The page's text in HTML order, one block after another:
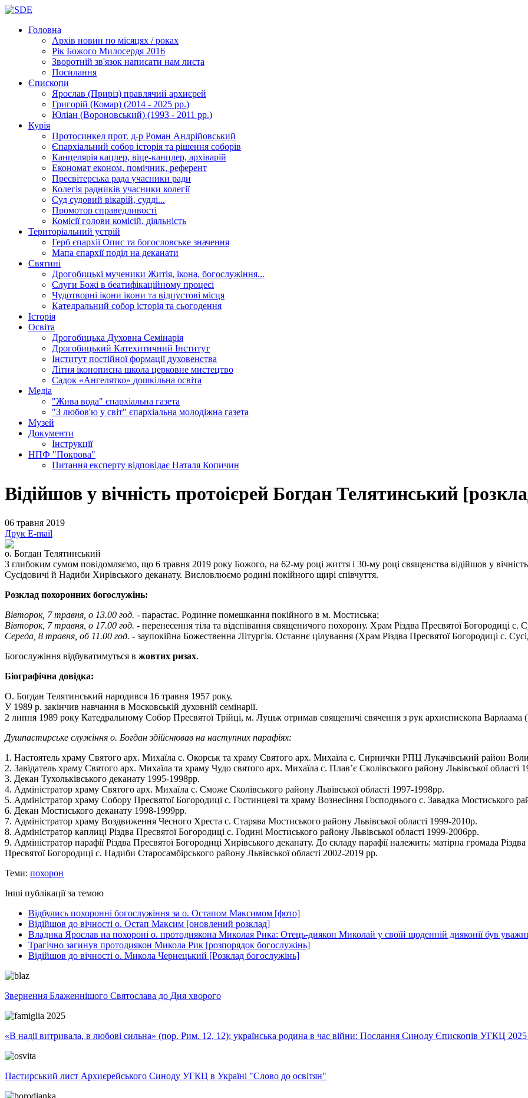
Головна
Архів новин по місяцях / роках
Рік Божого Милосердя 2016
Зворотній зв'язок написати нам листа
Посилання
Єпископи
Ярослав (Приріз) правлячий архиєрей
Григорій (Комар) (2014 - 2025 рр.)
Юліан (Вороновський) (1993 - 2011 рр.)
Курія
Протосинкел прот. д-р Роман Андрійовський
Єпархіальний собор історія та рішення соборів
Канцелярія кацлер, віце-канцлер, архіварій
Економат економ, помічник, референт
Пресвітерська рада учасники ради
Колегія радників учасники колегії
Суд судовий вікарій, судді...
Промотор справедливості
Комісіїголови комісій, діяльність
Територіальний устрій
Герб єпархіїОпис та богословське значення
Мапа єпархіїподіл на деканати
Святині
Дрогобицькі мученики Житія, ікона, богослужіння...
Слуги Божі в беатифікаційному процесі
Чудотворні ікони ікони та відпустові місця
Катедральний собор історія та сьогодення
Історія
Освіта
Дрогобицька Духовна Семінарія
Дрогобицький Катехитичний Інститут
Інститут постійної формації духовенства
Літня іконописна школа церковне мистецтво
Садок «Ангелятко» дошкільна освіта
Медіа
"Жива вода" єпархіальна газета
"З любов'ю у світ" єпархіальна молодіжна газета
Музей
Документи
Інструкції
НПФ "Покрова"
Питання експерту відповідає Наталя Копичин
Відійшов у вічність протоієрей Богдан Телятинський
06 травня 2019
Друк E-mail
о. Богдан Телятинський
З глибоким сумом повідомляємо, що 6 травня 2019 року Божого, на 62-му році життя і 30-му році священства відійшов у вічність
Сусідовичі й Надиби Хирівського деканату. Висловлюємо родині покійного щирі співчуття.
Розклад похоронних богослужінь:
Вівторок, 7 травня, о 13.00 год. - парастас. Родинне помешкання покійного в м. Мостиська;
Вівторок, 7 травня, о 17.00 год. - перенесення тіла та відспівання священичого похорону. Храм Різдва Пресвятої Богородиці с.
Середа, 8 травня, об 11.00 год. - заупокійна Божественна Літургія. Останнє цілування (Храм Різдва Пресвятої Богородиці с.
Богослужіння відбуватимуться в жовтих ризах.
Біографічна довідка:
О. Богдан Телятинський народився 16 травня 1957 року.
У 1989 р. закінчив навчання в Московській духовній семінарії.
2 липня 1989 року Катедральному Собор Пресвятої Трійці, м. Луцьк отримав священичі свячення з рук архиєпископа Варлаама
Душпастирське служіння о. Богдан здійснював на наступних парафіях:
1. Настоятель храму Святого арх. Михаїла с. Окорськ та храму Святого арх. Михаїла с. Сирнички РПЦ Лукачівський район
2. Завідатель храму Святого арх. Михаїла та храму Чудо святого арх. Михаїла с. Плав’є Сколівського району Львівської області
3. Декан Тухольківського деканату 1995-1998рр.
4. Адміністратор храму Святого арх. Михаїла с. Сможе Сколівського району Львівської області 1997-1998рр.
5. Адміністратор храму Собору Пресвятої Богородиці с. Гостинцеві та храму Вознесіння Господнього с. Завадка Мостиського
6. Декан Мостиського деканату 1998-1999рр.
7. Адміністратор храму Воздвиження Чесного Хреста с. Старява Мостиського району Львівської області 1999-2010р.
8. Адміністратор каплиці Різдва Пресвятої Богородиці с. Годині Мостиського району Львівської області 1999-2006рр.
9. Адміністратор парафії Різдва Пресвятої Богородиці Хирівського деканату. До складу парафії належить: матірна громада
Пресвятої Богородиці с. Надиби Старосамбірського району Львівської області 2002-2019 рр.
Теми: похорон
Інші публікації за темою
Відбулись похоронні богослужіння за о. Остапом Максимом [фото]
Відійшов до вічності о. Остап Максим [оновлений розклад]
Владика Ярослав на похороні о. протодиякона Миколая Рика: Отець-диякон Миколай у своїй щоденній дияконії був
Трагічно загинув протодиякон Микола Рик [розпорядок богослужінь]
Відійшов до вічності о. Микола Чернецький [Розклад богослужінь]
Звернення Блаженнішого Святослава до Дня хворого
«В надії витривала, в любові сильна» (пор. Рим. 12, 12): українська родина в час війни: Послання Синоду Єпископів УГКЦ
Пастирський лист Архиєрейського Синоду УГКЦ в Україні "Слово до освітян"